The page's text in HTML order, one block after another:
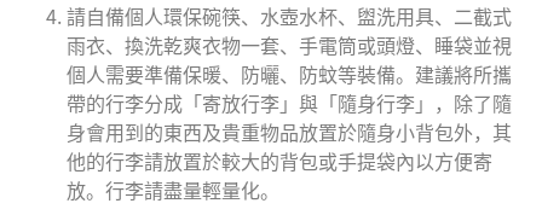
請自備個人環保碗筷、水壺水杯、盥洗用具、二截式
雨衣、換洗乾爽衣物一套、手電筒或頭燈、睡袋並視
個人需要準備保暖、防曬、防蚊等裝備。建議將所攜
帶的行李分成「寄放行李」與「隨身行李」，除了隨
身會用到的東西及貴重物品放置於隨身小背包外，其
他的行李請放置於較大的背包或手提袋內以方便寄
放。行李請盡量輕量化。